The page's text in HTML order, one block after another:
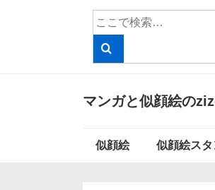
検
索
象:
マンガと似顔絵の
メ似顔絵 似顔絵ス